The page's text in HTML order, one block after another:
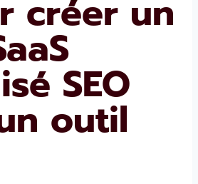
créer un
SEO
outil